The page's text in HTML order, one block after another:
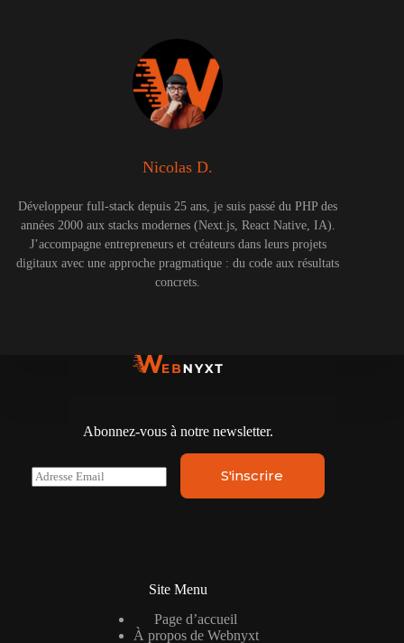
Nicolas D.
Développeur full-stack depuis 25 ans, je suis passé du PHP des
années 2000 aux stacks modernes (Next.js, React Native, IA).
J’accompagne entrepreneurs et créateurs dans leurs projets
digitaux avec une approche pragmatique : du code aux résultats
concrets.
Abonnez-vous à notre newsletter.
E
m
S'inscrire
Site Menu
Page d’accueil
À propos de Webnyxt